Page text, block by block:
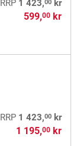
RRP 1 423, kr
599,00kr
RRP 1 423,00kr
1 195,00kr